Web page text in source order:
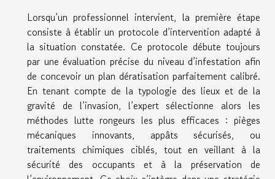
Lorsqu’un professionnel intervient, la première étape
consiste à établir un protocole d’intervention adapté à
la situation constatée. Ce protocole débute toujours
par une évaluation précise du niveau d’infestation afin
de concevoir un plan dératisation parfaitement calibré.
En tenant compte de la typologie des lieux et de la
gravité de l’invasion, l’expert sélectionne alors les
méthodes lutte rongeurs les plus efficaces : pièges
mécaniques innovants, appâts sécurisés, ou
traitements chimiques ciblés, tout en veillant à la
sécurité des occupants et à la préservation de